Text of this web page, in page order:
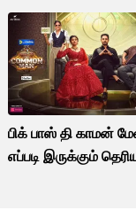
பிக் பாஸ் தி காமன்
எப்படி இருக்கும்